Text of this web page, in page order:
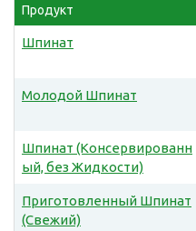
Продукт
Шпинат
Молодой Шпинат
Шпинат (Консервированн
ый, без Жидкости)
Приготовленный Шпинат
(Свежий)